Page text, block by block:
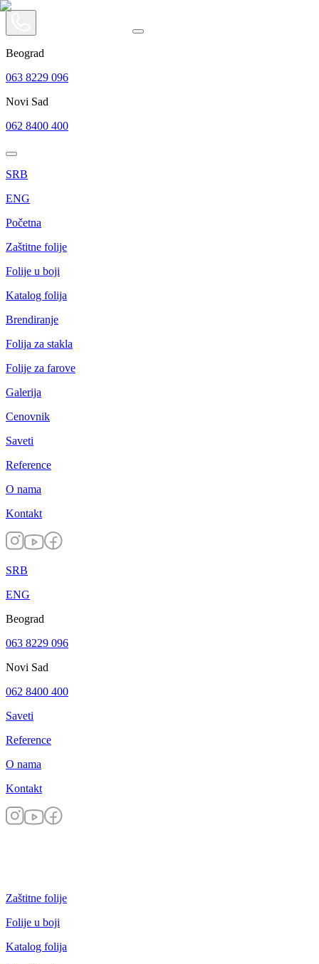
Beograd
063 8229 096
Novi Sad
062 8400 400
SRB
ENG
Početna
Zaštitne folije
Folije u boji
Katalog folija
Brendiranje
Folija za stakla
Folije za farove
Galerija
Cenovnik
Saveti
Reference
O nama
Kontakt
SRB
ENG
Beograd
063 8229 096
Novi Sad
062 8400 400
Saveti
Reference
O nama
Kontakt
Zaštitne folije
Folije u boji
Katalog folija